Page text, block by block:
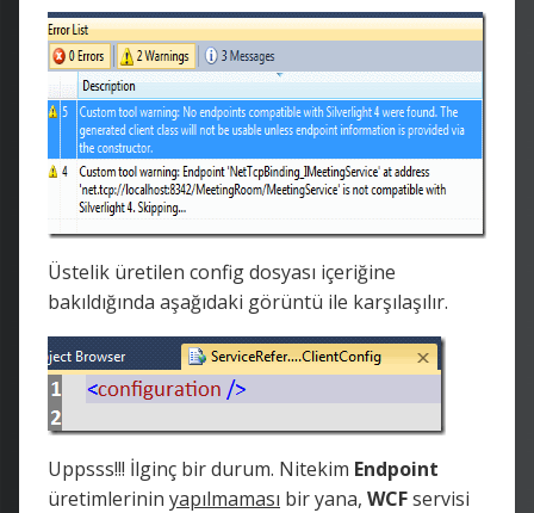
Üstelik üretilen config dosyası içeriğine
bakıldığında aşağıdaki görüntü ile karşılaşılır.
Uppsss!!! İlginç bir durum. Nitekim Endpoint
üretimlerinin yapılmaması bir yana, WCFservisi